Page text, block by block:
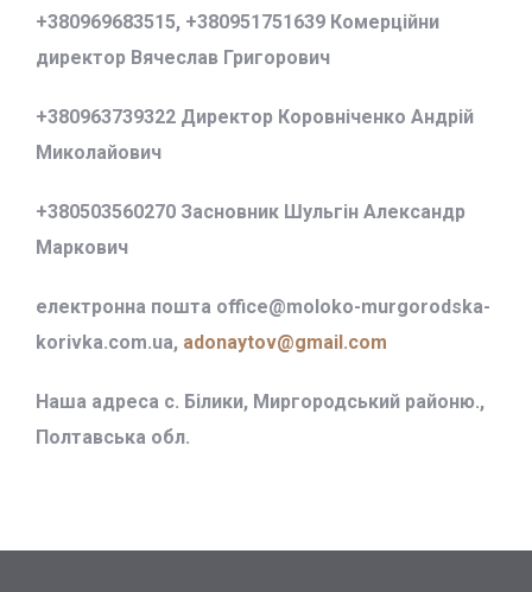
+380969683515, +380951751639 Комерційни
директор Вячеслав Григорович
+380963739322 Директор Коровніченко Андрій
Миколайович
+380503560270 Засновник Шульгін Александр
Маркович
електронна пошта office@moloko-murgorodska-
korivka.com.ua, adonaytov@gmail.com
Наша адреса с. Білики, Миргородський районю.,
Полтавська обл.